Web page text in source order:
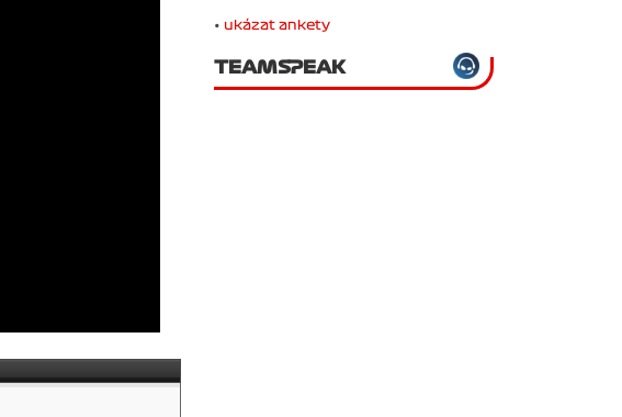
• ukázat ankety
TEAMSPEAK